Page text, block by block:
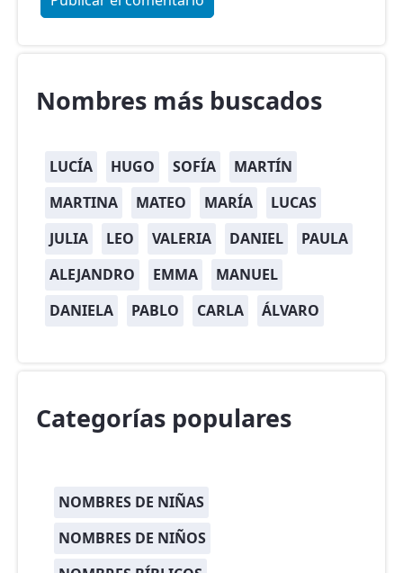
Nombres más buscados
LUCÍA HUGO SOFÍA
MARTÍN
MARTINA
MATEO MARÍA
LUCAS
JULIA
LEO VALERIA DANIEL
PAULA
ALEJANDRO
EMMA
MANUEL
DANIELA
PABLO CARLA ÁLVARO
Categorías populares
NOMBRES DE NIÑAS
NOMBRES DE NIÑOS